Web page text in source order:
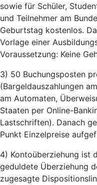
sowie für Schüler,
und Teilnehmer am
Geburtstag kostenlos.
Vorlage einer
Voraussetzung: Keine
3) 50 Buchungsposten
(Bargeldauszahlungen
am Automaten,
Staaten per Online-
Lastschriften). Danach
Punkt Einzelpreise
4) Kontoüberziehung ist
geduldete Überziehung
zugesagte